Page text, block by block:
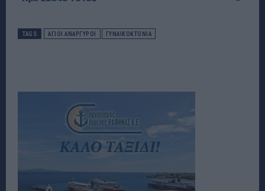
TAGS ΑΓΙΟΙ ΑΝΑΡΓΥΡΟΙ ΓΥΝΑΙΚΟΚΤΟΝΙΑ